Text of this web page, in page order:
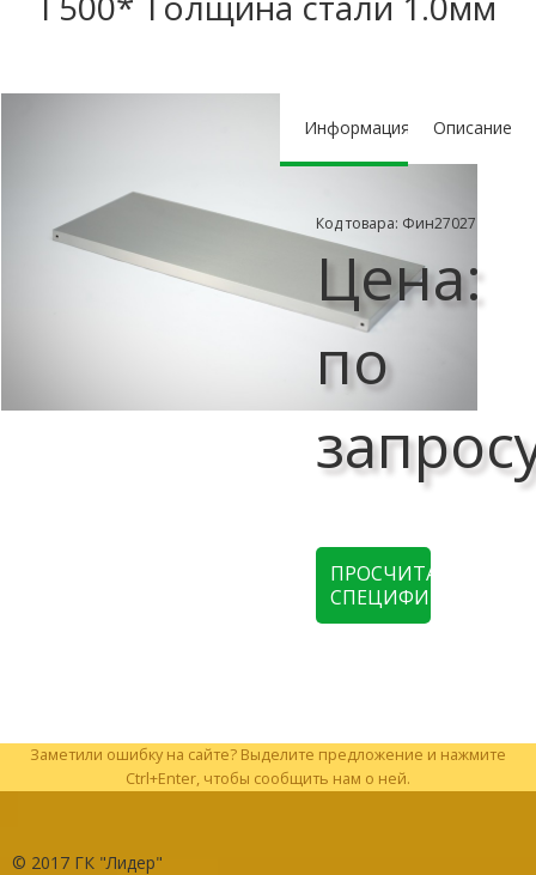
Информация Описание
Код товара: Фин27027
Цена:
по
ПРОСЧИТАТЬ
СПЕЦИФИКАЦИЮ
Заметили ошибку на сайте? Выделите предложение и нажмите
Ctrl+Enter, чтобы сообщить нам о ней.
© 2017 ГК "Лидер"